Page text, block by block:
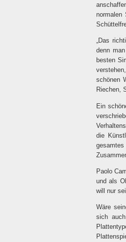
normalen
„Das
denn
besten
schönen
Riechen,
Ein
die
Paolo
und als
will nur
Wäre
sich